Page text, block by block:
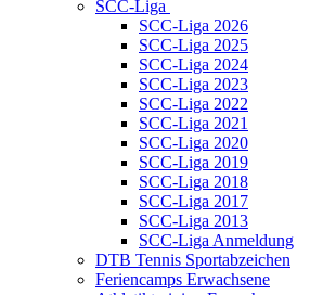
SCC-Liga
SCC-Liga 2026
SCC-Liga 2025
SCC-Liga 2024
SCC-Liga 2023
SCC-Liga 2022
SCC-Liga 2021
SCC-Liga 2020
SCC-Liga 2019
SCC-Liga 2018
SCC-Liga 2017
SCC-Liga 2013
SCC-Liga Anmeldung
DTB Tennis Sportabzeichen
Feriencamps Erwachsene